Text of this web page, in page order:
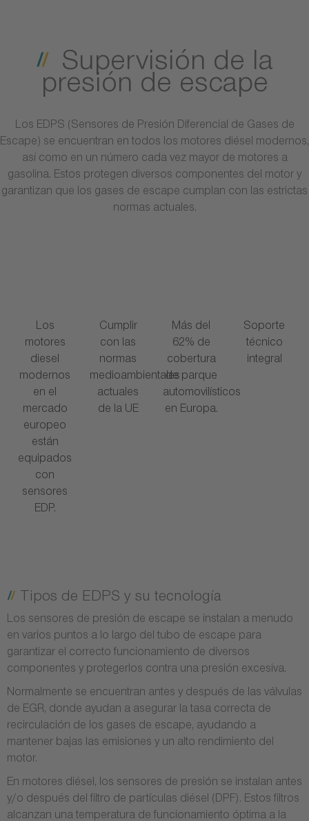
Supervisión de la
presión de escape
Los EDPS (Sensores de Presión Diferencial de Gases de
Escape) se encuentran en todos los motores diésel modernos,
así como en un número cada vez mayor de motores a
gasolina. Estos protegen diversos componentes del motor y
garantizan que los gases de escape cumplan con las estrictas
normas actuales.
Los
motores
diesel
modernos
en el
mercado
europeo
están
equipados
con
sensores
EDP.
Cumplir
con las
normas
medioambientales
actuales
de la UE
Más del
62% de
cobertura
de parque
automovilísticos
en Europa.
Soporte
técnico
integral
Tipos de EDPS y su tecnología
Los sensores de presión de escape se instalan a menudo
en varios puntos a lo largo del tubo de escape para
garantizar el correcto funcionamiento de diversos
componentes y protegerlos contra una presión excesiva.
Normalmente se encuentran antes y después de las válvulas
de EGR, donde ayudan a asegurar la tasa correcta de
recirculación de los gases de escape, ayudando a
mantener bajas las emisiones y un alto rendimiento del
motor.
En motores diésel, los sensores de presión se instalan antes
y/o después del filtro de partículas diésel (DPF). Estos filtros
alcanzan una temperatura de funcionamiento óptima a la